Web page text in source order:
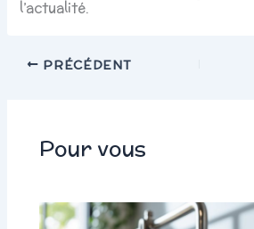
l’actualité.
PRÉCÉDENT
Pour vous